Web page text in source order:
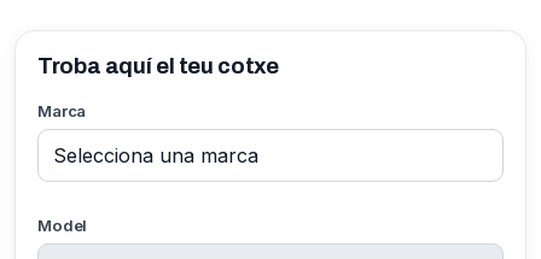
Troba aquí el teu cotxe
Marca
Model